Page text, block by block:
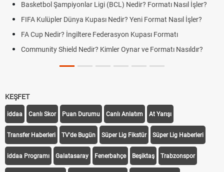
Basketbol Şampiyonlar Ligi (BCL) Nedir? Formatı Nasıl İşler?
FIFA Kulüpler Dünya Kupası Nedir? Yeni Format Nasıl İşler?
FA Cup Nedir? İngiltere Federasyon Kupası Formatı
Community Shield Nedir? Kimler Oynar ve Formatı Nasıldır?
KEŞFET
iddaa Canlı Skor Puan Durumu Canlı Anlatım At Yarışı
Transfer Haberleri TV'de Bugün Süper Lig Fikstür Süper Lig Haberleri
iddaa Programı Galatasaray Fenerbahçe Beşiktaş Trabzonspor